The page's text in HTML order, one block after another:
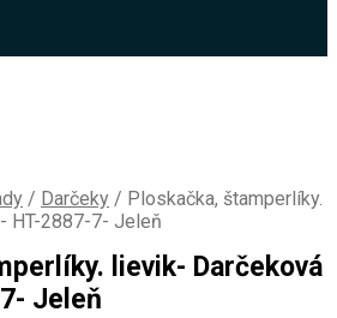
/ Darčeky / Ploskačka, štamperlíky.
HT-2887-7- Jeleň
lievik- Darčeková
Jeleň